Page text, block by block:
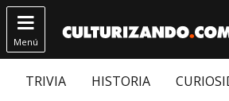

Menú
TRIVIA HISTORIA